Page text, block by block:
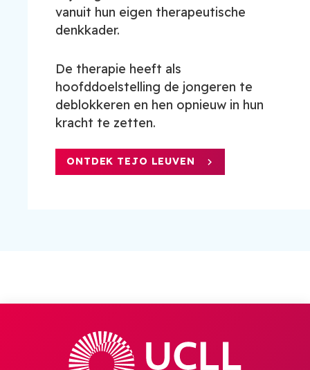
vanuit hun eigen therapeutische
denkkader.
De therapie heeft als
hoofddoelstelling de jongeren te
deblokkeren en hen opnieuw in hun
kracht te zetten.
ONTDEK TEJO LEUVEN